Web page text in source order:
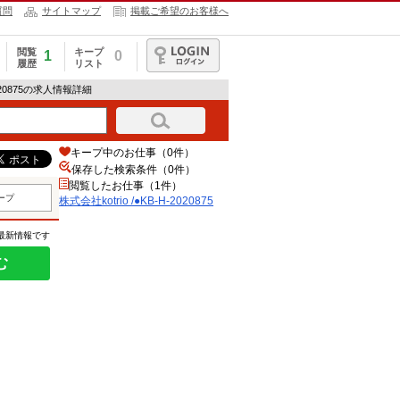
問 サイトマップ 掲載ご希望のお客様へ
閲覧
履歴
1
キープ
リスト
0
ログイン
の求人情報詳細
プ
新情報です
キープ中のお仕事（0件）
保存した検索条件（0件）
閲覧したお仕事（1件）
株式会社kotrio /●KB-H-2020875